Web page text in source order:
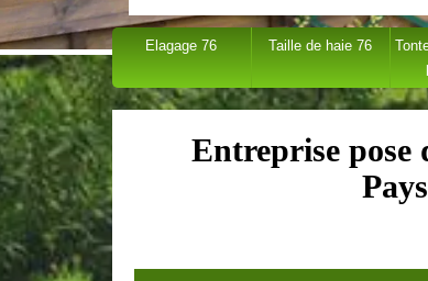
Elagage 76 Taille de haie 76
Entreprise pose